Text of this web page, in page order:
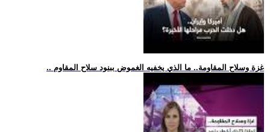
.. غزة وسلاح المقاومة.. ما الذي يخفيه الغموض ببنود سلاح المقاوم